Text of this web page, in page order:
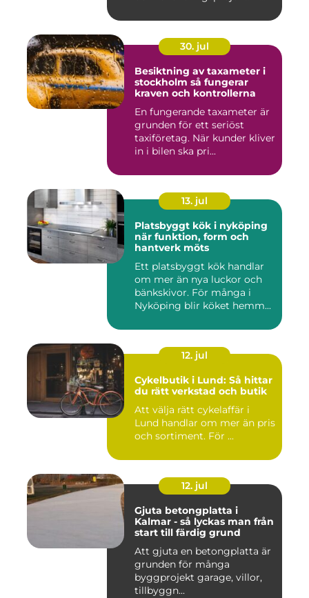
30. jul
Besiktning av taxameter i
stockholm så fungerar
kraven och kontrollerna
En fungerande taxameter är
grunden för ett seriöst
taxiföretag. När kunder kliver
in i bilen ska pri...
13. jul
Platsbyggt kök i nyköping
när funktion, form och
hantverk möts
Ett platsbyggt kök handlar
om mer än nya luckor och
bänkskivor. För många i
Nyköping blir köket hemm...
12. jul
Cykelbutik i Lund: Så hittar
du rätt verkstad och butik
Att välja rätt cykelaffär i
Lund handlar om mer än pris
och sortiment. För ...
12. jul
Gjuta betongplatta i
Kalmar - så lyckas man från
start till färdig grund
Att gjuta en betongplatta är
grunden för många
byggprojekt garage, villor,
tillbyggn...